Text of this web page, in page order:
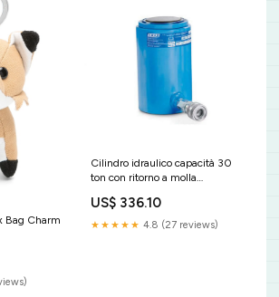
Bag Charm
Cilindro idraulico capacità 30
ton con ritorno a molla
Chiavi-a-forchetta
US$ 336.10
★★★★★ 4.8 (27 reviews)